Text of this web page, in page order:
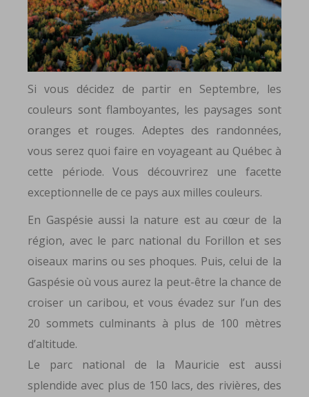
Si vous décidez de partir en Septembre, les
couleurs sont flamboyantes, les paysages sont
oranges et rouges. Adeptes des randonnées,
vous serez quoi faire en voyageant au Québec à
cette période. Vous découvrirez une facette
exceptionnelle de ce pays aux milles couleurs.
En Gaspésie aussi la nature est au cœur de la
région, avec le parc national du Forillon et ses
oiseaux marins ou ses phoques. Puis, celui de la
Gaspésie où vous aurez la peut-être la chance de
croiser un caribou, et vous évadez sur l’un des
20 sommets culminants à plus de 100 mètres
d’altitude.
Le parc national de la Mauricie est aussi
splendide avec plus de 150 lacs, des rivières, des